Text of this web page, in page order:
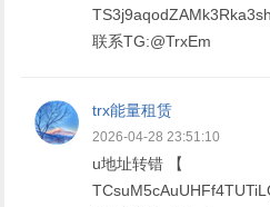
联系TG:@TrxEm
trx能量租赁
2026-04-28 23:51:10
u地址转错 【